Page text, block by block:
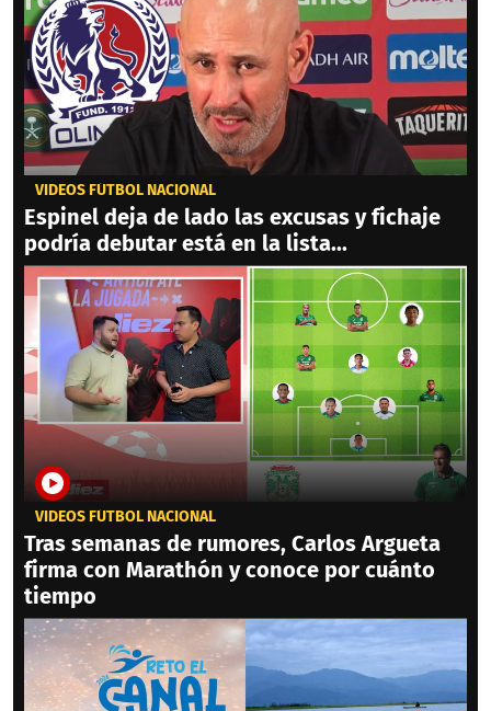
VIDEOS FÚTBOL NACIONAL
Espinel deja de lado las excusas y fichaje
podría debutar está en la lista...
VIDEOS FÚTBOL NACIONAL
Tras semanas de rumores, Carlos Argueta
firma con Marathón y conoce por cuánto
tiempo